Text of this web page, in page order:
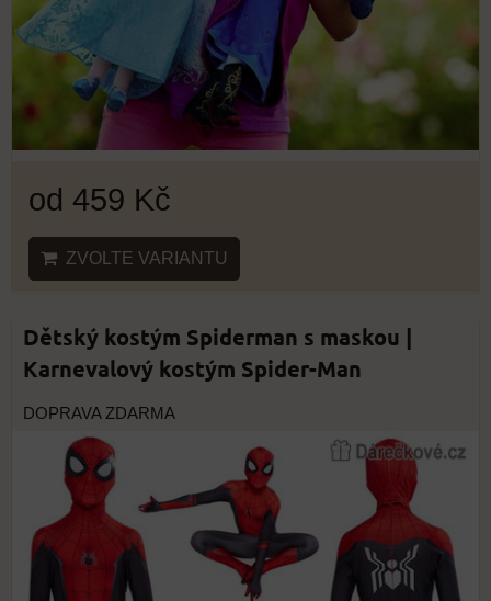
od 459 Kč
ZVOLTE VARIANTU
Dětský kostým Spiderman s maskou |
Karnevalový kostým Spider-Man
DOPRAVA ZDARMA